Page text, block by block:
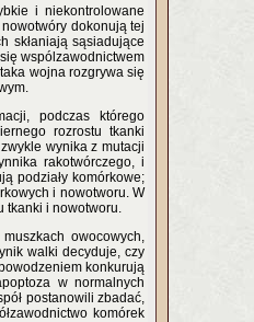
i niekontrolowane
dokonują tej
skłaniają sąsiadujące
wspólzawodnictwem
wojna rozgrywa się
podczas którego
rozrostu tkanki
wynika z mutacji
rakotwórczego, i
podziały komórkowe;
i nowotworu. W
tkanki i nowotworu.
owocowych,
walki decyduje, czy
konkurują
w normalnych
postanowili zbadać,
komórek